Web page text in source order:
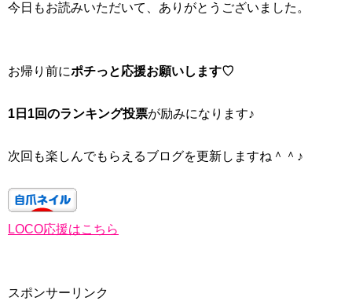
今日もお読みいただいて、ありがとうございました。
お帰り前にポチっと応援お願いします♡
1日1回のランキング投票が励みになります♪
次回も楽しんでもらえるブログを更新しますね＾＾♪
LOCO応援はこちら
スポンサーリンク